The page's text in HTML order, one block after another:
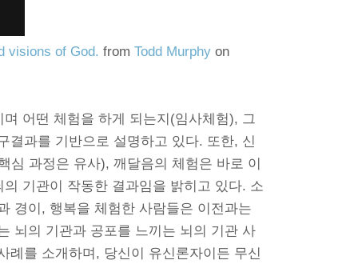
visions of God. from Todd Murphyon
어떤 체험을 하게 되는지(임사체험), 그
결과를 기반으로 설명하고 있다. 또한, 신
심 과정은 유사), 깨달음의 체험은 바로 이
기관이 작동한 결과임을 밝히고 있다. 소
경이, 행복을 체험한 사람들은 이전과는
뇌의 기관과 공포를 느끼는 뇌의 기관 사
례를 소개하며, 당신이 유신론자이든 무신